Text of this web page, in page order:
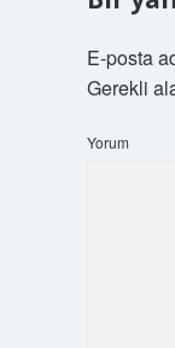
E-posta
Gerekli
Yorum